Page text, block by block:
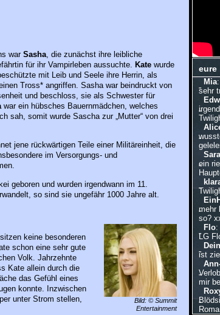
war Sasha, die zunächst ihre leibliche
für ihr Vampirleben aussuchte. Katewurde
mit Leib und Seele ihre Herrin, als
Tross* angriffen. Sasha war beindruckt von
und beschloss, sie als Schwester für
war ein hübsches Bauernmädchen, welches
sah, somit wurde Sascha zur „Mutter“ von drei
jene rückwärtigen Teile einer Militäreinheit, die
im Versorgungs- und
geboren und wurden irgendwann im 11.
so sind sie ungefähr 1000 Jahre alt.
Bild: © Summit
Entertainment
keine besonderen
schon eine sehr gute
Volk. Jahrzehnte
Kate allein durch die
das Gefühl eines
konnte. Inzwischen
unter Strom stellen,
eure
Mia
sehr
ein
mehr
so?
Flo:
LG
ist
mir